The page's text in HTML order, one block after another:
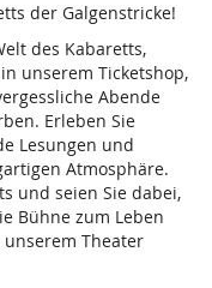
der Galgenstricke!
des Kabaretts,
unserem Ticketshop,
Abende
Erleben Sie
Lesungen und
Atmosphäre.
und seien Sie dabei,
Bühne zum Leben
Theater